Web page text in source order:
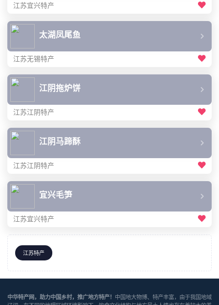
江苏宜兴特产
太湖凤尾鱼
江苏无锡特产
江阴拖炉饼
江苏江阴特产
江阴马蹄酥
江苏江阴特产
宜兴毛笋
江苏宜兴特产
江苏特产
中华特产网，助力中国乡村，推广地方特产！ 中国地大物博、特产丰富，由于我国地域